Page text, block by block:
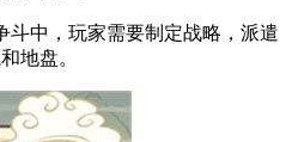
斗中，玩家需要制定战略，派遣
地盘。